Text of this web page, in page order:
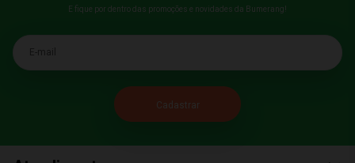
E fique por dentro das promoções e novidades da Bumerang!
E-mail